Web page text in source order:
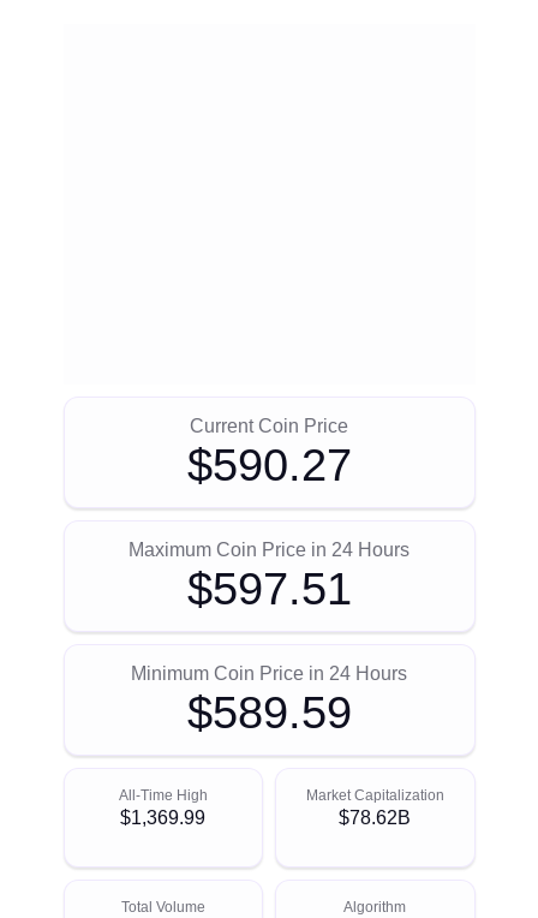
Current Coin Price
$590.27
Maximum Coin Price in 24 Hours
$597.51
Minimum Coin Price in 24 Hours
$589.59
All-Time High
$1,369.99
Market Capitalization
$78.62B
Total Volume Algorithm